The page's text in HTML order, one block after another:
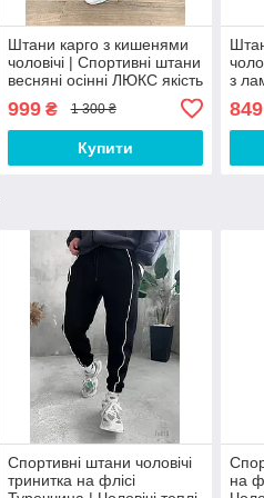
Штани карго з кишенями
чоловічі | Спортивні штани
весняні осінні ЛЮКС якість
999₴ 1 300 ₴
Купити
з
849
Спортивні штани чоловічі
тринитка на флісі
на